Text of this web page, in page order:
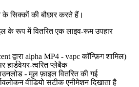
के सिक्कों की बौछार करते हैं।
के रूप में वितरित एक लाइव-रूम उपहार
द्वारा alpha MP4 - vapc कॉन्फ़िग शामिल)
त्वरित प्लेबैक
- मूल फ़ाइल वितरित की गई
वीडियो सटीक एनीमेशन दिखाता है